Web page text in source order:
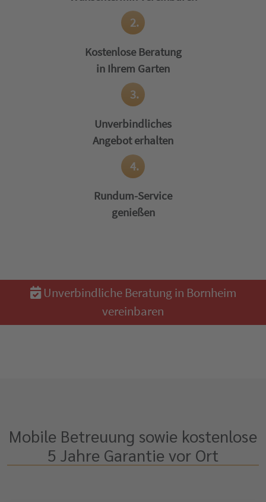
2.
Kostenlose Beratung
in Ihrem Garten
3.
Unverbindliches
Angebot erhalten
4.
Rundum-Service
genießen
Unverbindliche Beratung in Bornheim
vereinbaren
Mobile Betreuung sowie kostenlose
5 Jahre Garantie vor Ort